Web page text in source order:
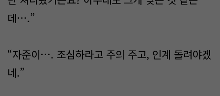
데….”
“자준이…. 조심하라고 주의 주고, 인계 돌려야겠
네.”